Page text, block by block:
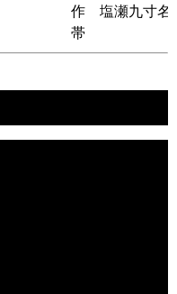
作 塩瀬九寸名
帯